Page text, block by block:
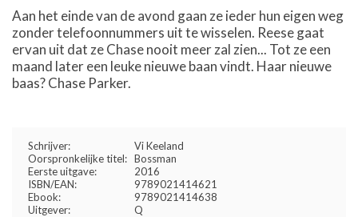
Aan het einde van de avond gaan ze ieder hun eigen weg
zonder telefoonnummers uit te wisselen. Reese gaat
ervan uit dat ze Chase nooit meer zal zien... Tot ze een
maand later een leuke nieuwe baan vindt. Haar nieuwe
baas? Chase Parker.
Schrijver:
Vi Keeland
Oorspronkelijke titel: Bossman
Eerste uitgave:
2016
ISBN/EAN:
9789021414621
Ebook:
9789021414638
Uitgever:
Q